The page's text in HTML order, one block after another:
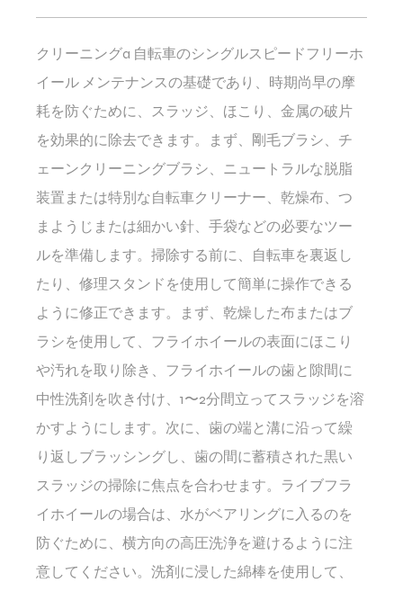
クリーニングa 自転車のシングルスピードフリーホ
イール メンテナンスの基礎であり、時期尚早の摩
耗を防ぐために、スラッジ、ほこり、金属の破片
を効果的に除去できます。まず、剛毛ブラシ、チ
ェーンクリーニングブラシ、ニュートラルな脱脂
装置または特別な自転車クリーナー、乾燥布、つ
まようじまたは細かい針、手袋などの必要なツー
ルを準備します。掃除する前に、自転車を裏返し
たり、修理スタンドを使用して簡単に操作できる
ように修正できます。まず、乾燥した布またはブ
ラシを使用して、フライホイールの表面にほこり
や汚れを取り除き、フライホイールの歯と隙間に
中性洗剤を吹き付け、1〜2分間立ってスラッジを溶
かすようにします。次に、歯の端と溝に沿って繰
り返しブラッシングし、歯の間に蓄積された黒い
スラッジの掃除に焦点を合わせます。ライブフラ
イホイールの場合は、水がベアリングに入るのを
防ぐために、横方向の高圧洗浄を避けるように注
意してください。洗剤に浸した綿棒を使用して、